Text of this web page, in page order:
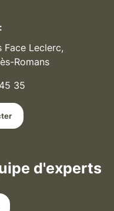
Face Leclerc,
Romans
35
d'experts